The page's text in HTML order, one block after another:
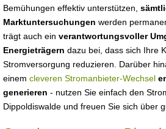
Bemühungen effektiv unterstützen,
Marktuntersuchungen werden
trägt auch ein verantwortungsvoller
Energieträgern dazu bei, dass sich Ihre
Stromversorgung reduzieren. Darüber
einem cleveren Stromanbieter-Wechsel
generieren - nutzen Sie einfach den
Dippoldiswalde und freuen Sie sich über